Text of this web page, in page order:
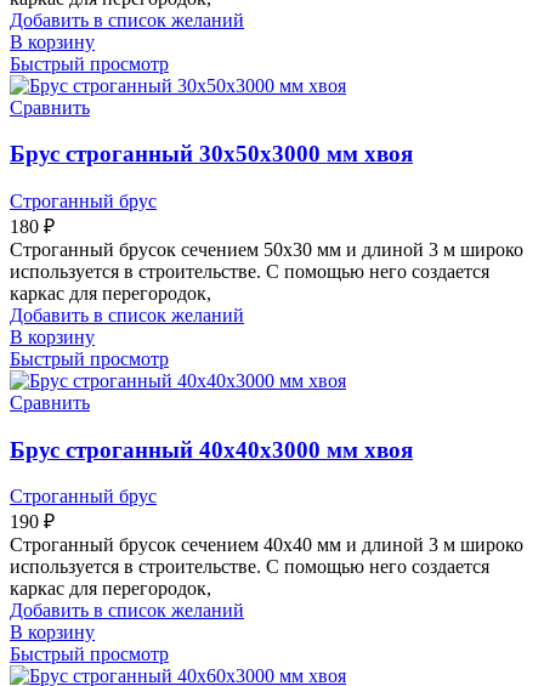
Добавить в список желаний
В корзину
Быстрый просмотр
Сравнить
Брус строганный 30х50х3000 мм хвоя
Строганный брус
180 ₽
Строганный брусок сечением 50х30 мм и длиной 3 м широко
используется в строительстве. С помощью него создается
каркас для перегородок,
Добавить в список желаний
В корзину
Быстрый просмотр
Сравнить
Брус строганный 40х40х3000 мм хвоя
Строганный брус
190 ₽
Строганный брусок сечением 40х40 мм и длиной 3 м широко
используется в строительстве. С помощью него создается
каркас для перегородок,
Добавить в список желаний
В корзину
Быстрый просмотр